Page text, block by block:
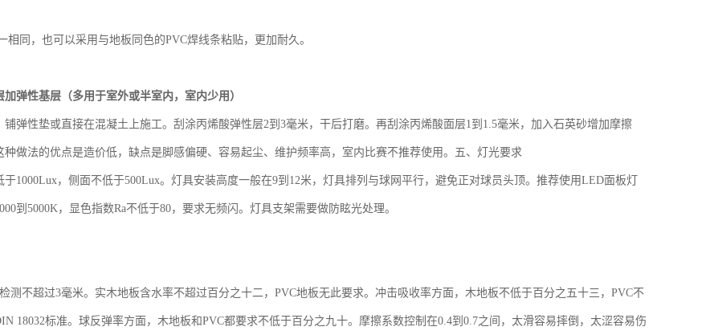
相同，也可以采用与地板同色的PVC焊线条粘贴，更加耐久。
弹性基层（多用于室外或半室内，室内少用）
铺弹性垫或直接在混凝土上施工。刮涂丙烯酸弹性层2到3毫米，干后打磨。再刮涂丙烯酸面层1到1.5毫米，加入石英砂增加摩擦
种做法的优点是造价低，缺点是脚感偏硬、容易起尘、维护频率高，室内比赛不推荐使用。五、灯光要求
于1000Lux，侧面不低于500Lux。灯具安装高度一般在9到12米，灯具排列与球网平行，避免正对球员头顶。推荐使用LED面板灯
到5000K，显色指数Ra不低于80，要求无频闪。灯具支架需要做防眩光处理。
测不超过3毫米。实木地板含水率不超过百分之十二，PVC地板无此要求。冲击吸收率方面，木地板不低于百分之五十三，PVC不
18032标准。球反弹率方面，木地板和PVC都要求不低于百分之九十。摩擦系数控制在0.4到0.7之间，太滑容易摔倒，太涩容易伤